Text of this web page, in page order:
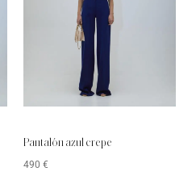
Pantalón azul crepe
490 €